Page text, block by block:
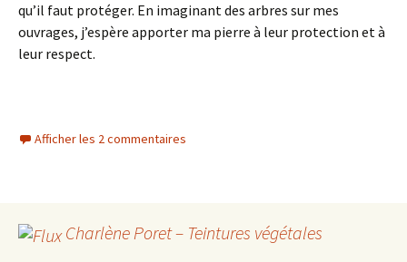
qu’il faut protéger. En imaginant des arbres sur mes
ouvrages, j’espère apporter ma pierre à leur protection et à
leur respect.
Afficher les 2 commentaires
Charlène Poret – Teintures végétales